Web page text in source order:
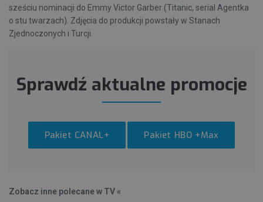
sześciu nominacji do Emmy Victor Garber (Titanic, serial Agentka
o stu twarzach). Zdjęcia do produkcji powstały w Stanach
Zjednoczonych i Turcji.
Sprawdź aktualne promocje
Pakiet CANAL+ Pakiet HBO +Max
Zobacz inne polecane w TV «